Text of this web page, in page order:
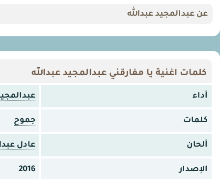
عن عبدالمجيد عبدالله
كلمات اغنية يا مفارقني عبدالمجيد عبدالله
أداء
كلمات جموح
ألحان عادل
الإصدار 2016